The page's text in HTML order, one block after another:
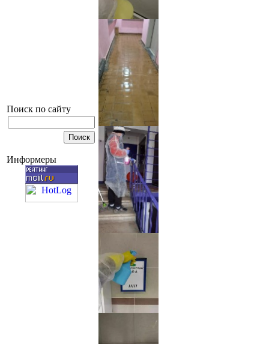
Поиск по сайту
Информеры